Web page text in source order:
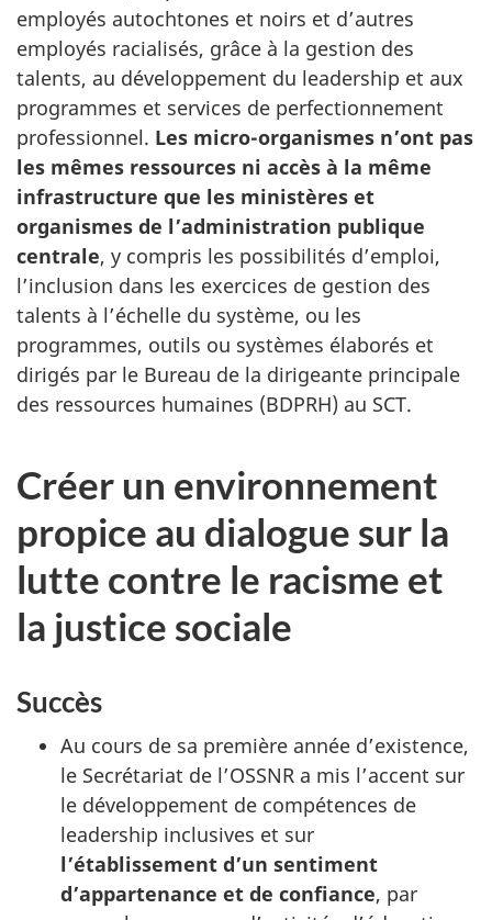
employés autochtones et noirs et d’autres
employés racialisés, grâce à la gestion des
talents, au développement du leadership et aux
programmes et services de perfectionnement
professionnel. Les micro-organismes n’ont pas
les mêmes ressources ni accès à la même
infrastructure que les ministères et
organismes de l’administration publique
centrale, y compris les possibilités d’emploi,
l’inclusion dans les exercices de gestion des
talents à l’échelle du système, ou les
programmes, outils ou systèmes élaborés et
dirigés par le Bureau de la dirigeante principale
des ressources humaines (BDPRH) au SCT.
Créer un environnement
propice au dialogue sur la
lutte contre le racisme et
la justice sociale
Succès
Au cours de sa première année d’existence,
le Secrétariat de l’OSSNR a mis l’accent sur
le développement de compétences de
leadership inclusives et sur
l’établissement d’un sentiment
d’appartenance et de confiance, par